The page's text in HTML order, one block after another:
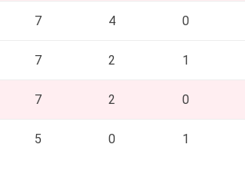
7 4 0
7 2 1
7 2 0
5 0 1